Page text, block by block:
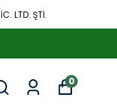
LTD. ŞTİ.
0